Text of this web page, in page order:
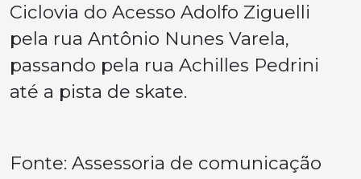
Ciclovia do Acesso Adolfo Ziguelli
pela rua Antônio Nunes Varela,
passando pela rua Achilles Pedrini
até a pista de skate.
Fonte: Assessoria de comunicação